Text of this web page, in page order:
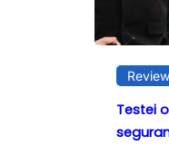
Review
Testei